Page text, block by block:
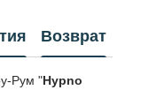
Возврат
Рум "Hypno